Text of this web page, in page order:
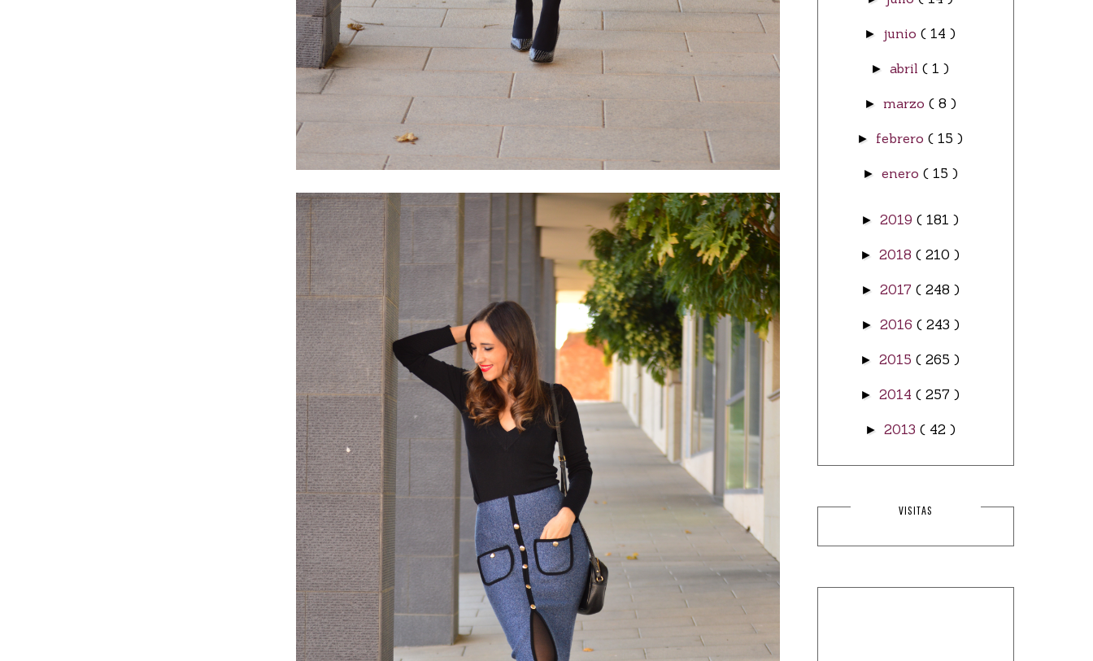
► junio( 14 )
►abril( 1 )
► marzo ( 8 )
► febrero( 15 )
► enero ( 15 )
►2019( 181 )
►2018( 210 )
► 2017 ( 248 )
► 2016 ( 243 )
►2015( 265 )
►2014( 257 )
► 2013 ( 42 )
VISITAS